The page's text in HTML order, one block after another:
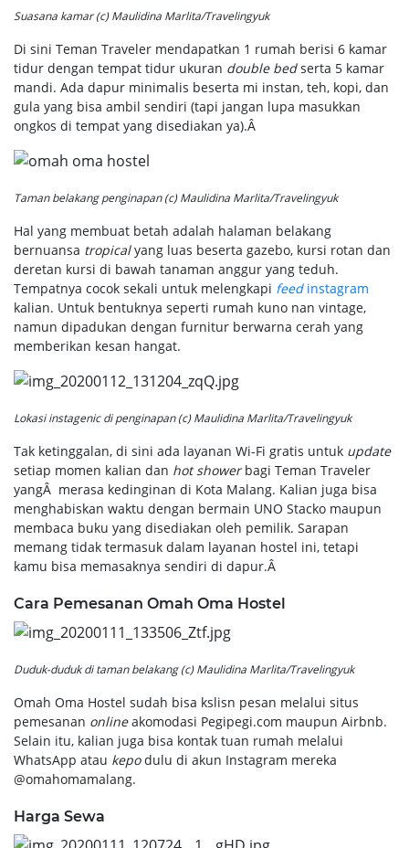
Suasana kamar (c) Maulidina Marlita/Travelingyuk
Di sini Teman Traveler mendapatkan 1 rumah berisi 6 kamar
tidur dengan tempat tidur ukuran double bedserta 5 kamar
mandi. Ada dapur minimalis beserta mi instan, teh, kopi, dan
gula yang bisa ambil sendiri (tapi jangan lupa masukkan
ongkos di tempat yang disediakan ya).Â
Taman belakang penginapan (c) Maulidina Marlita/Travelingyuk
Hal yang membuat betah adalah halaman belakang
bernuansa tropicalyang luas beserta gazebo, kursi rotan dan
deretan kursi di bawah tanaman anggur yang teduh.
Tempatnya cocok sekali untuk melengkapi feedinstagram
kalian. Untuk bentuknya seperti rumah kuno nan vintage,
namun dipadukan dengan furnitur berwarna cerah yang
memberikan kesan hangat.
Lokasi instagenic di penginapan (c) Maulidina Marlita/Travelingyuk
Tak ketinggalan, di sini ada layanan Wi-Fi gratis untuk update
setiap momen kalian dan hot showerbagi Teman Traveler
yangÂ merasa kedinginan di Kota Malang. Kalian juga bisa
menghabiskan waktu dengan bermain UNO Stacko maupun
membaca buku yang disediakan oleh pemilik. Sarapan
memang tidak termasuk dalam layanan hostel ini, tetapi
kamu bisa memasaknya sendiri di dapur.Â
Cara Pemesanan Omah Oma Hostel
Duduk-duduk di taman belakang (c) Maulidina Marlita/Travelingyuk
Omah Oma Hostel sudah bisa kslisn pesan melalui situs
pemesanan onlineakomodasi Pegipegi.com maupun Airbnb.
Selain itu, kalian juga bisa kontak tuan rumah melalui
WhatsApp atau kepodulu di akun Instagram mereka
@omahomamalang.
Harga Sewa